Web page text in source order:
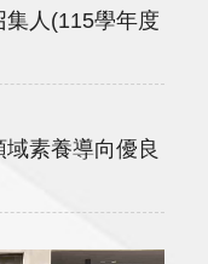
人(115學年度
素養導向優良